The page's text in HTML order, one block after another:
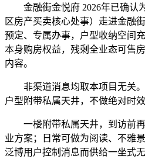
金融街金悦府 2026年已确认为
区房产买卖核心处事）走进金融
预定、专属办事，户型收纳空间
本身购房权益，残剩全业态可售
内容。
非渠道消息均取本项目无关。
户型附带私属天井，不做绝对时效
一楼附带私属天井，到访前再
业方案；日常可做为阅读、不雅
泛博用户控制消息而供给一坐式